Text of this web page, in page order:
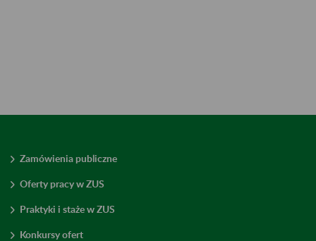
Zamówienia publiczne
Oferty pracy w ZUS
Praktyki i staże w ZUS
Konkursy ofert